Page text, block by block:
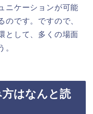
ニケーションが可能
のです。ですので、
として、多くの場面
。
方はなんと読